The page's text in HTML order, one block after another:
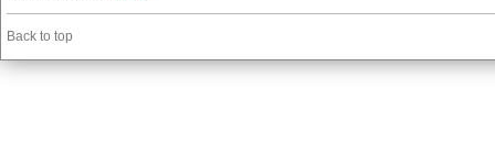
Back to top